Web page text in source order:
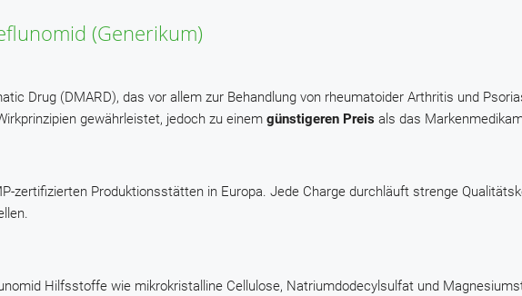
(Generikum)
Drug (DMARD), das vor allem zur Behandlung von rheumatoider Arthritis und
gewährleistet, jedoch zu einem günstigeren Preis als das
zertifizierten Produktionsstätten in Europa. Jede Charge durchläuft strenge
Hilfsstoffe wie mikrokristalline Cellulose, Natriumdodecylsulfat und